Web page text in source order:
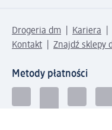
Drogeria dm Kariera
Kontakt
Znajdź sklepy
Metody płatności